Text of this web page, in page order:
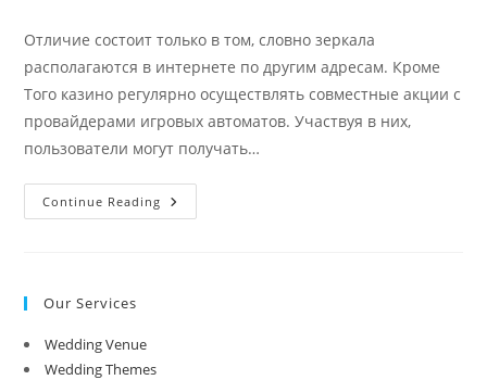
Отличие состоит только в том, словно зеркала
располагаются в интернете по другим адресам. Кроме
Того казино регулярно осуществлять совместные акции с
провайдерами игровых автоматов. Участвуя в них,
пользователи могут получать…
Continue Reading Онлайн
Казино
Our Services
Wedding Venue
Wedding Themes